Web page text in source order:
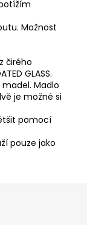
Možnost
čirého
GLASS.
Madlo
je možné si
pomocí
pouze jako